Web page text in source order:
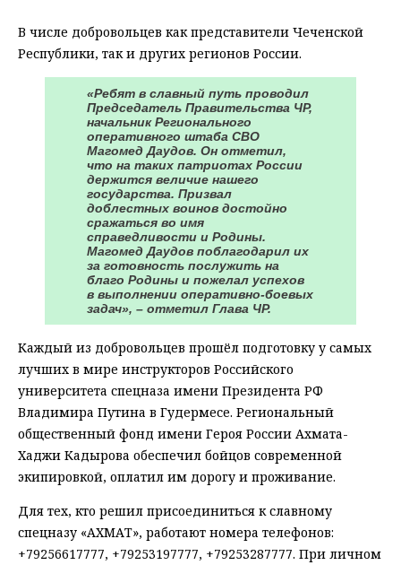
В числе добровольцев как представители Чеченской
Республики, так и других регионов России.
«Ребят в славный путь проводил
Председатель Правительства ЧР,
начальник Регионального
оперативного штаба СВО
Магомед Даудов. Он отметил,
что на таких патриотах России
держится величие нашего
государства. Призвал
доблестных воинов достойно
сражаться во имя
справедливости и Родины.
Магомед Даудов поблагодарил их
за готовность послужить на
благо Родины и пожелал успехов
в выполнении оперативно-боевых
задач», – отметил Глава ЧР.
Каждый из добровольцев прошёл подготовку у самых
лучших в мире инструкторов Российского
университета спецназа имени Президента РФ
Владимира Путина в Гудермесе. Региональный
общественный фонд имени Героя России Ахмата-
Хаджи Кадырова обеспечил бойцов современной
экипировкой, оплатил им дорогу и проживание.
Для тех, кто решил присоединиться к славному
спецназу «АХМАТ», работают номера телефонов:
+79256617777, +79253197777, +79253287777. При личном